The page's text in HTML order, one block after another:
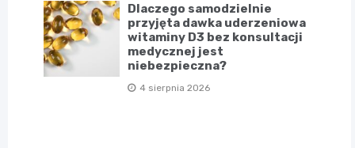
Dlaczego samodzielnie
przyjęta dawka uderzeniowa
witaminy D3 bez konsultacji
medycznej jest
niebezpieczna?
4 sierpnia 2026